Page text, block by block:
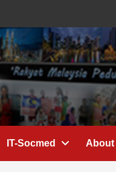
IT-Socmed About